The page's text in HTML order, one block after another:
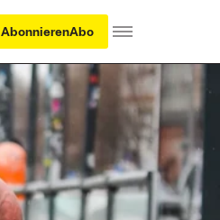
AbonnierenAbo